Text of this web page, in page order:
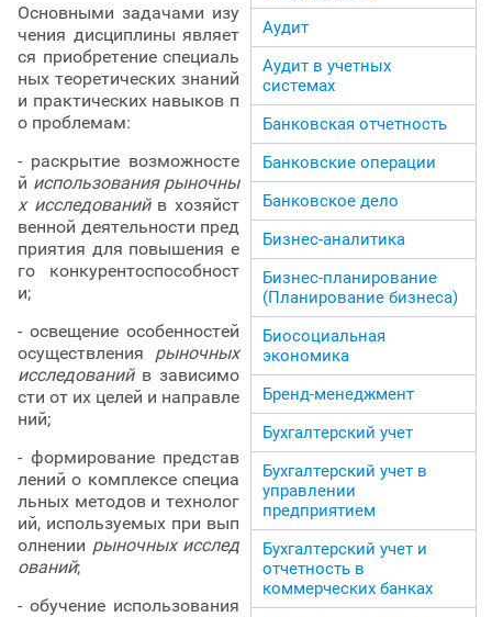
Основными задачами изу
чения дисциплины являет
ся приобретение специаль
ных теоретических знаний
и практических навыков п
о проблемам:
- раскрытие возможносте
й использования рыночны
х исследованийв хозяйст
венной деятельности пред
приятия для повышения е
го конкурентоспособност
и;
- освещение особенностей
осуществления рыночных
исследованийв зависимо
сти от их целей и направле
ний;
- формирование представ
лений о комплексе специа
льных методов и технолог
ий, используемых при вып
олнении рыночных исслед
ований;
- обучение использования
Аудит
Аудит в учетных
системах
Банковская отчетность
Банковские операции
Банковское дело
Бизнес-аналитика
Бизнес-планирование
(Планирование бизнеса)
Биосоциальная
экономика
Бренд-менеджмент
Бухгалтерский учет
Бухгалтерский учет в
управлении
предприятием
Бухгалтерский учет и
отчетность в
коммерческих банках